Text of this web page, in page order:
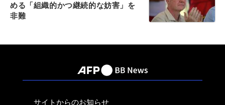
める「組織的かつ継続的な妨害」を
非難
サイトからのお知らせ